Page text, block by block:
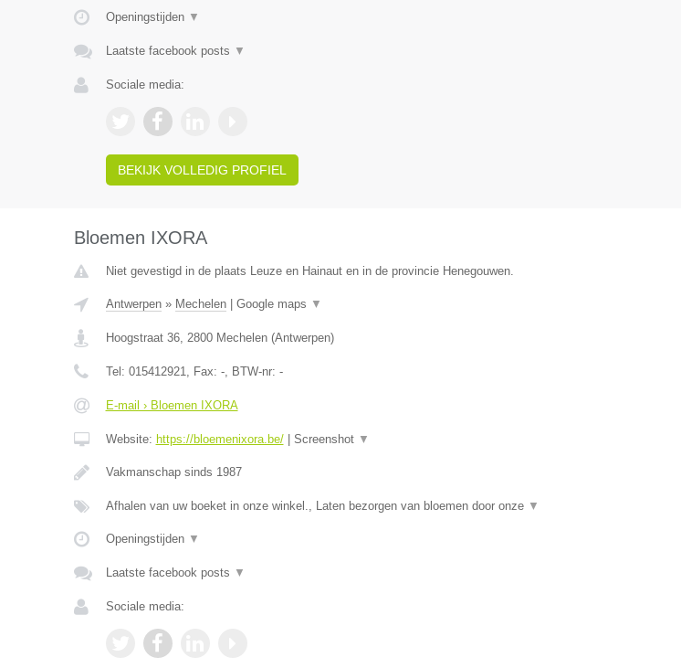
Openingstijden ▼
Laatste facebook posts ▼
Sociale media:
BEKIJK VOLLEDIG PROFIEL
Bloemen IXORA
Niet gevestigd in de plaats Leuze en Hainaut en in de provincie Henegouwen.
Antwerpen» Mechelen| Google maps ▼
Hoogstraat 36, 2800 Mechelen(Antwerpen)
Tel: 015412921, Fax: -, BTW-nr: -
E-mail › Bloemen IXORA
Website: https://bloemenixora.be/| Screenshot ▼
Vakmanschap sinds 1987
Afhalen van uw boeket in onze winkel., Laten bezorgen van bloemen door onze ▼
Openingstijden ▼
Laatste facebook posts ▼
Sociale media: